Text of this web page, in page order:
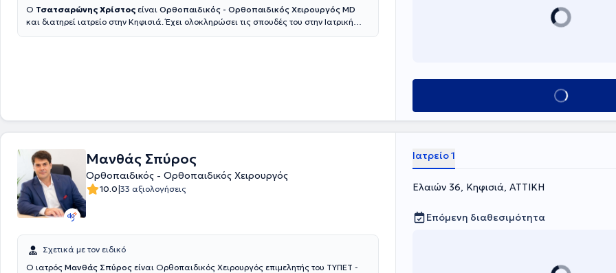
Ο Τσατσαρώνης Χρίστος είναι Ορθοπαιδικός - Ορθοπαιδικός Χειρουργός MD
και διατηρεί ιατρείο στην Κηφισιά. Έχει ολοκληρώσει τις σπουδές του στην Ιατρική
Ομάδα Τζούντο. Έχει υπηρετήσει στο Ε.Σ.Υ. ως υπεύθυνος του Ορθοπαιδικού
τμήματος, από όπου παραιτήθηκε με το βαθμό του Επιμελητή Α’. Έχει πολυετή
επεμβάσεις ως χειρουργός και εκπαιδευτής, με τελευταία στάση το Βασιλικό
Νοσοκομείο του Μπόρνμουθ (Royal Bournemouth Hospital), των Πανεπιστημιακών
Νοσοκομείων του Ντόρσετ (University Hospitals Dorset,) όπου προτάθηκε ως
"Καλύτερος Εκπαιδευτής". Ο ιατρός έχει διακρίσεις σε διεθνείς και εγχώριους
αγώνες Τζούντο, μεταξύ των οποίων 2 χρυσά μετάλλια στο Παγκόσμιο Πρωτάθλημα
Υγειονομικών (World Medical and Health Games), το 2008 και το 2009, χρυσό στο
Πανελλήνιο Πρωτάθλημα Βετεράνων το 2024 και ασημένιο το 2026.
Κλείσε ραντεβού
Μανθάς Σπύρος
Ορθοπαιδικός - Ορθοπαιδικός Χειρουργός
10.0|33 αξιολογήσεις
Σχετικά με τον ειδικό
Ο ιατρός Μανθάς Σπύρος είναι Ορθοπαιδικός Χειρουργός επιμελητής του ΤΥΠΕΤ -
Ιατρείο 1
Ελαιών 36, Κηφισιά, ΑΤΤΙΚΗ
Επόμενη διαθεσιμότητα